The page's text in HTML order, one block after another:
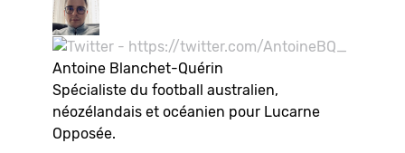
Antoine Blanchet-Quérin
Spécialiste du football australien,
néozélandais et océanien pour Lucarne
Opposée.